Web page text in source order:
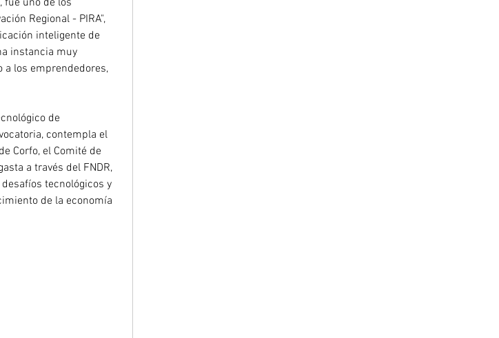
Regional - PIRA",
inteligente de
instancia muy
a los emprendedores,
contempla el
Corfo, el Comité de
a través del FNDR,
tecnológicos y
de la economía